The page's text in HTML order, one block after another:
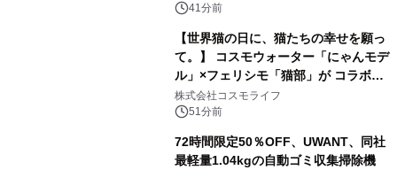
41分前
【世界猫の日に、猫たちの幸せを願っ
て。】 コスモウォーター「にゃんモデ
ル」×フェリシモ「猫部」が コラボキ
ャンペーンを実施
株式会社コスモライフ
51分前
72時間限定50％OFF、UWANT、同社
最軽量1.04kgの自動ゴミ収集掃除機